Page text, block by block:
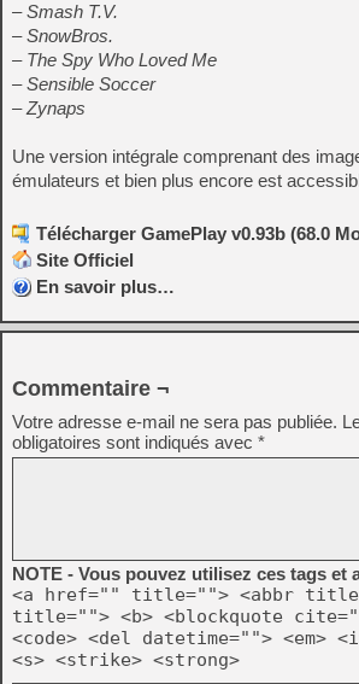
– Smash T.V.
– SnowBros.
– The Spy Who Loved Me
– Sensible Soccer
– Zynaps
Une version intégrale comprenant des
émulateurs et bien plus encore est
Télécharger GamePlay v0.93b (68.0
Site Officiel
En savoir plus…
Commentaire ¬
Votre adresse e-mail ne sera pas publiée.
obligatoires sont indiqués avec *
NOTE - Vous pouvez utilisez ces tags et
<a href="" title=""> <abbr
title=""> <b> <blockquote
<code> <del datetime=""> <em>
<s> <strike> <strong>